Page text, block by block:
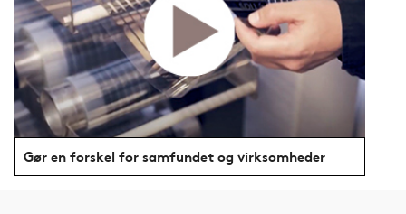
Gør en forskel for samfundet og virksomheder